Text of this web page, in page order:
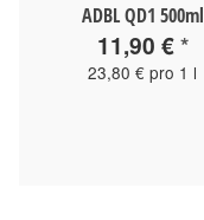
ADBL QD1 500ml
11,90 €*
23,80 € pro 1 l